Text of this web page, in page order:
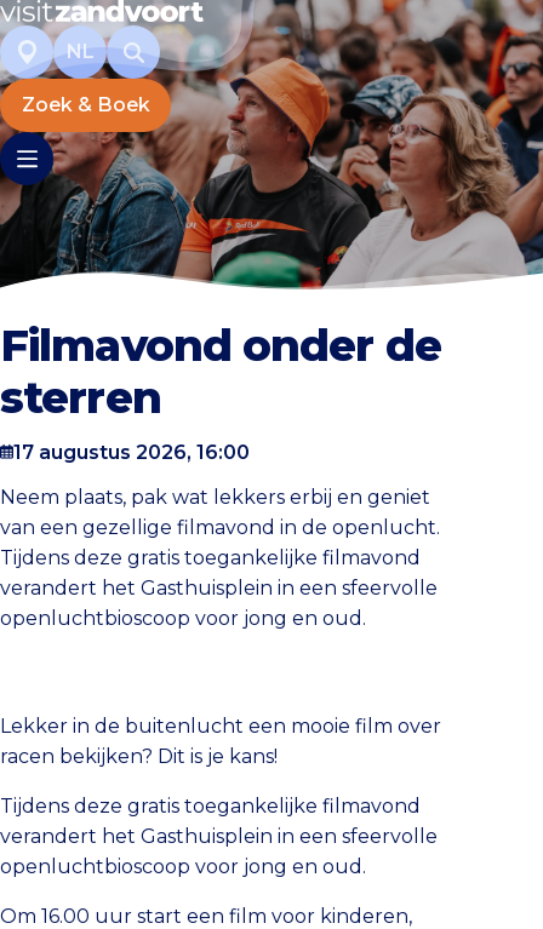
NL
Zoek & Boek
Filmavond onder de
sterren
17 augustus 2026, 16:00
Neem plaats, pak wat lekkers erbij en geniet
van een gezellige filmavond in de openlucht.
Tijdens deze gratis toegankelijke filmavond
verandert het Gasthuisplein in een sfeervolle
openluchtbioscoop voor jong en oud.
Lekker in de buitenlucht een mooie film over
racen bekijken? Dit is je kans!
Tijdens deze gratis toegankelijke filmavond
verandert het Gasthuisplein in een sfeervolle
openluchtbioscoop voor jong en oud.
Om 16.00 uur start een film voor kinderen,